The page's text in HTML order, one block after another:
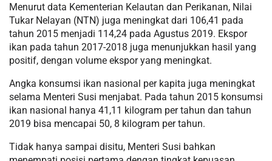
Menurut data Kementerian Kelautan dan Perikanan, Nilai
Tukar Nelayan (NTN) juga meningkat dari 106,41 pada
tahun 2015 menjadi 114,24 pada Agustus 2019. Ekspor
ikan pada tahun 2017-2018 juga menunjukkan hasil yang
positif, dengan volume ekspor yang meningkat.
Angka konsumsi ikan nasional per kapita juga meningkat
selama Menteri Susi menjabat. Pada tahun 2015 konsumsi
ikan nasional hanya 41,11 kilogram per tahun dan tahun
2019 bisa mencapai 50, 8 kilogram per tahun.
Tidak hanya sampai disitu, Menteri Susi bahkan